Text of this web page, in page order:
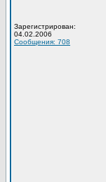
Зарегистрирован:
04.02.2006
Сообщения: 708